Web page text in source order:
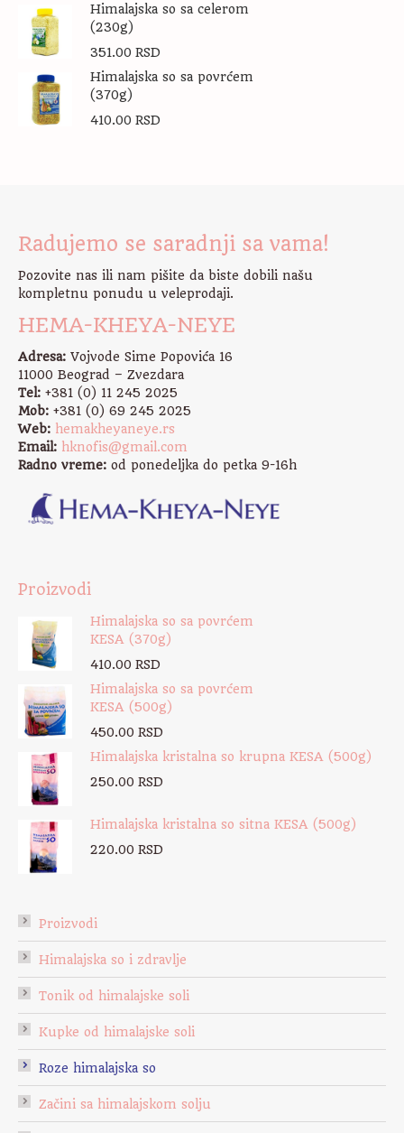
Himalajska so sa celerom
(230g)
351.00 RSD
Himalajska so sa povrćem
(370g)
410.00 RSD
Radujemo se saradnji sa vama!
Pozovite nas ili nam pišite da biste dobili našu
kompletnu ponudu u veleprodaji.
HEMA-KHEYA-NEYE
Adresa: Vojvode Sime Popovića 16
11000 Beograd – Zvezdara
Tel: +381 (0) 11 245 2025
Mob: +381 (0) 69 245 2025
Web: hemakheyaneye.rs
Email: hknofis@gmail.com
Radno vreme: od ponedeljka do petka 9-16h
Proizvodi
Himalajska so sa povrćem
KESA (370g)
410.00 RSD
Himalajska so sa povrćem
KESA (500g)
450.00 RSD
Himalajska kristalna so krupna KESA (500g)
250.00 RSD
Himalajska kristalna so sitna KESA (500g)
220.00 RSD
Proizvodi
Himalajska so i zdravlje
Tonik od himalajske soli
Kupke od himalajske soli
Roze himalajska so
Začini sa himalajskom solju